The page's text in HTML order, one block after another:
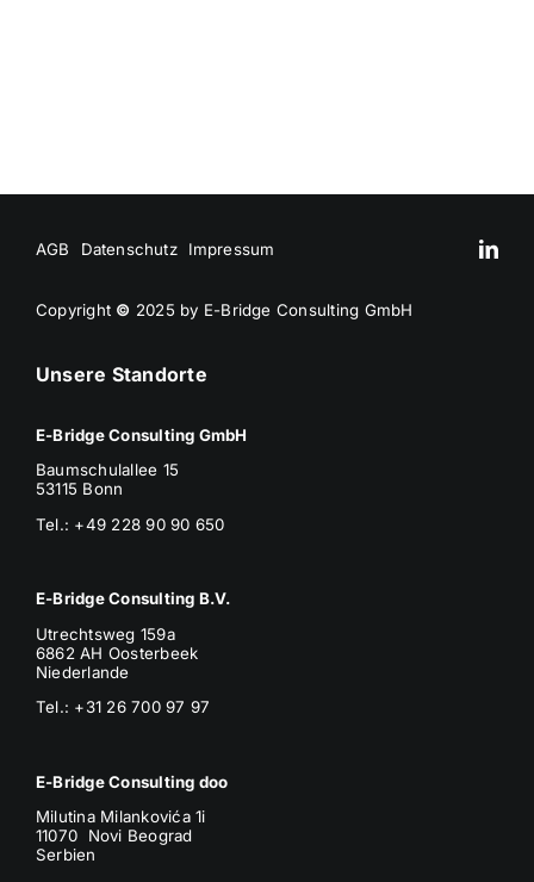
AGB Datenschutz Impressum
Copyright © 2025 by E-Bridge Consulting GmbH
Unsere Standorte
E-Bridge Consulting GmbH
Baumschulallee 15
53115 Bonn
Tel.: +49 228 90 90 650
E-Bridge Consulting B.V.
Utrechtsweg 159a
6862 AH Oosterbeek
Niederlande
Tel.: +31 26 700 97 97
E-Bridge Consulting doo
Milutina Milankovića 1i
11070 Novi Beograd
Serbien